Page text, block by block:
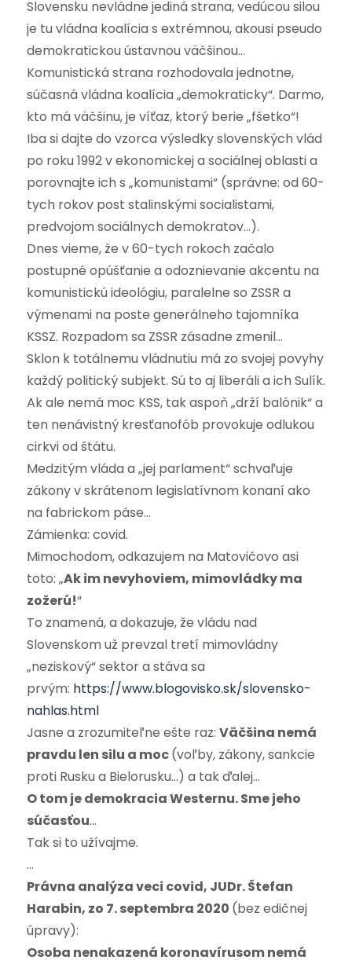
Slovensku nevládne jediná strana, vedúcou silou
je tu vládna koalícia s extrémnou, akousi pseudo
demokratickou ústavnou väčšinou…
Komunistická strana rozhodovala jednotne,
súčasná vládna koalícia „demokraticky“. Darmo,
kto má väčšinu, je víťaz, ktorý berie „fšetko“!
Iba si dajte do vzorca výsledky slovenských vlád
po roku 1992 v ekonomickej a sociálnej oblasti a
porovnajte ich s „komunistami“ (správne: od 60-
tych rokov post stalinskými socialistami,
predvojom sociálnych demokratov…).
Dnes vieme, že v 60-tych rokoch začalo
postupné opúšťanie a odoznievanie akcentu na
komunistickú ideológiu, paralelne so ZSSR a
výmenami na poste generálneho tajomníka
KSSZ. Rozpadom sa ZSSR zásadne zmenil…
Sklon k totálnemu vládnutiu má zo svojej povyhy
každý politický subjekt. Sú to aj liberáli a ich Sulík.
Ak ale nemá moc KSS, tak aspoň „drží balónik“ a
ten nenávistný kresťanofób provokuje odlukou
cirkvi od štátu.
Medzitým vláda a „jej parlament“ schvaľuje
zákony v skrátenom legislatívnom konaní ako
na fabrickom páse…
Zámienka: covid.
Mimochodom, odkazujem na Matovičovo asi
toto: „Ak im nevyhoviem, mimovládky ma
zožerú!“
To znamená, a dokazuje, že vládu nad
Slovenskom už prevzal tretí mimovládny
„neziskový“ sektor a stáva sa
prvým: https://www.blogovisko.sk/slovensko-
nahlas.html
Jasne a zrozumiteľne ešte raz: Väčšina nemá
pravdu len silu a moc(voľby, zákony, sankcie
proti Rusku a Bielorusku…) a tak ďalej…
O tom je demokracia Westernu. Sme jeho
súčasťou…
Tak si to užívajme.
…
Právna analýza veci covid, JUDr. Štefan
Harabin, zo 7. septembra 2020 (bez edičnej
úpravy):
Osoba nenakazená koronavírusom nemá